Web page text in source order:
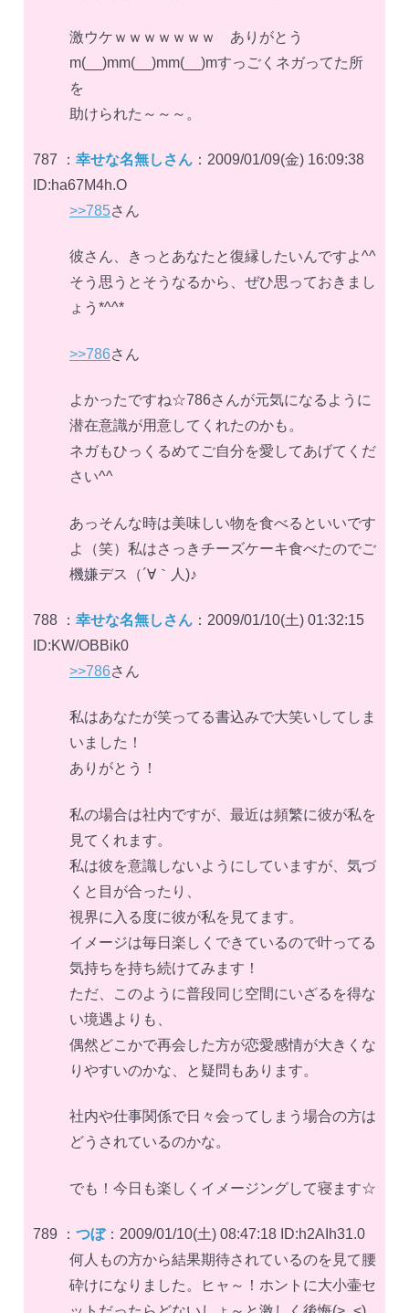
激ウケｗｗｗｗｗｗｗ ありがとう
m(__)mm(__)mm(__)mすっごくネガってた所
を
助けられた～～～。
787 ： 幸せな名無しさん ：2009/01/09(金) 16:09:38
ID:ha67M4h.O
>>785さん
彼さん、きっとあなたと復縁したいんですよ^^
そう思うとそうなるから、ぜひ思っておきまし
ょう*^^*
>>786さん
よかったですね☆786さんが元気になるように
潜在意識が用意してくれたのかも。
ネガもひっくるめてご自分を愛してあげてくだ
さい^^
あっそんな時は美味しい物を食べるといいです
よ（笑）私はさっきチーズケーキ食べたのでご
機嫌デス（´∀｀人)♪
788 ： 幸せな名無しさん ：2009/01/10(土) 01:32:15
ID:KW/OBBik0
>>786さん
私はあなたが笑ってる書込みで大笑いしてしま
いました！
ありがとう！
私の場合は社内ですが、最近は頻繁に彼が私を
見てくれます。
私は彼を意識しないようにしていますが、気づ
くと目が合ったり、
視界に入る度に彼が私を見てます。
イメージは毎日楽しくできているので叶ってる
気持ちを持ち続けてみます！
ただ、このように普段同じ空間にいざるを得な
い境遇よりも、
偶然どこかで再会した方が恋愛感情が大きくな
りやすいのかな、と疑問もあります。
社内や仕事関係で日々会ってしまう場合の方は
どうされているのかな。
でも！今日も楽しくイメージングして寝ます☆
789 ： つぼ：2009/01/10(土) 08:47:18 ID:h2AIh31.0
何人もの方から結果期待されているのを見て腰
砕けになりました。ヒャ～！ホントに大小壷セ